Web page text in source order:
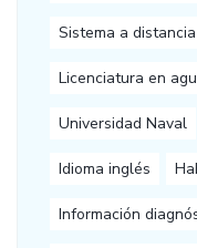
Sistema a distancia
Licenciatura en
Universidad Naval
Idioma inglés
Información